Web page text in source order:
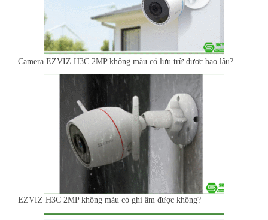
Camera EZVIZ H3C 2MP không màu có lưu trữ được bao lâu?
EZVIZ H3C 2MP không màu có ghi âm được không?